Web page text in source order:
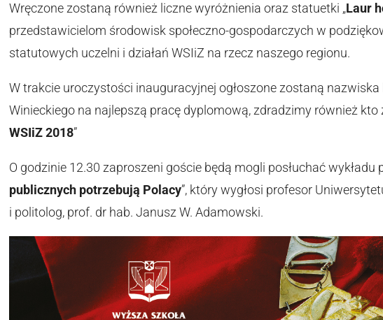
Wręczone zostaną również liczne wyróżnienia oraz statuetki „Laur
przedstawicielom środowisk społeczno-gospodarczych w
statutowych uczelni i działań WSIiZ na rzecz naszego regionu.
W trakcie uroczystości inauguracyjnej ogłoszone zostaną
Winieckiego na najlepszą pracę dyplomową, zdradzimy również kto
WSIiZ 2018”
O godzinie 12.30 zaproszeni goście będą mogli posłuchać wykładu
publicznych potrzebują Polacy”, który wygłosi profesor
i politolog, prof. dr hab. Janusz W. Adamowski.